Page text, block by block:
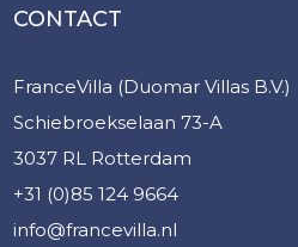
CONTACT
FranceVilla (Duomar Villas B.V.)
Schiebroekselaan 73-A
3037 RL Rotterdam
+31 (0)85 124 9664
info@francevilla.nl